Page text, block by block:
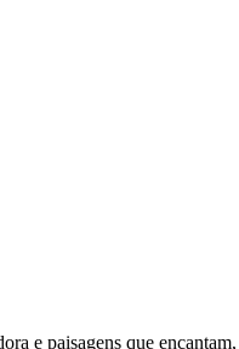
e paisagens que